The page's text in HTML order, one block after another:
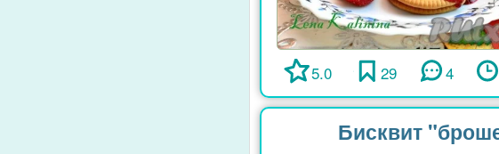
5.0 29 4
Бисквит